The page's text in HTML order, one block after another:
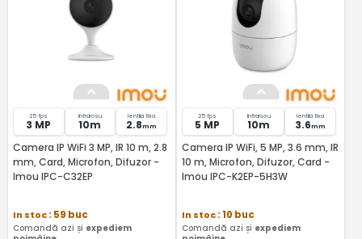
25 fps
3 MP
Infrarosu
10m
lentila fixa
2.8mm
Camera IP WiFi 3 MP, IR 10 m, 2.8
mm, Card, Microfon, Difuzor -
Imou IPC-C32EP
In stoc: 59 buc
Comandă azi și expediem
25 fps
5 MP
Infrarosu
10m
lentila fixa
3.6mm
Camera IP WiFi, 5 MP, 3.6 mm, IR
10 m, Microfon, Difuzor, Card -
Imou IPC-K2EP-5H3W
In stoc: 10 buc
Comandă azi și expediem